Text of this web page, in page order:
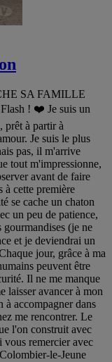
SA FAMILLE
! ❤️ Je suis un
prêt à partir à
Je suis le plus
pas, il m'arrive
tout m'impressionne,
avant de faire
à cette première
se cache un chaton
un peu de patience,
(je ne
et je deviendrai un
jour, grâce à ma
peuvent être
Il ne me manque
laisser avancer à mon
accompagner dans
me rencontrer. Le
l'on construit avec
vous remercier avec
le-Jeune